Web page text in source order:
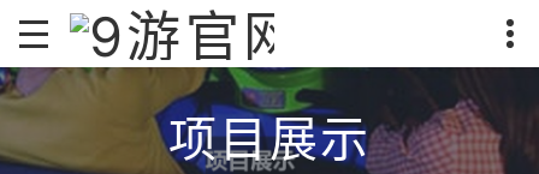
项目展示